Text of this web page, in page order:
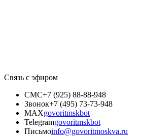
Связь с эфиром
СМС+7 (925) 88-88-948
Звонок+7 (495) 73-73-948
MAXgovoritmskbot
Telegramgovoritmskbot
Письмоinfo@govoritmoskva.ru